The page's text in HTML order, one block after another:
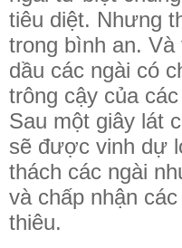
tiêu diệt. Nhưng
trong bình an.
dầu các ngài có
trông cậy của
Sau một giây lát
sẽ được vinh dự
thách các ngài
và chấp nhận
thiêu.